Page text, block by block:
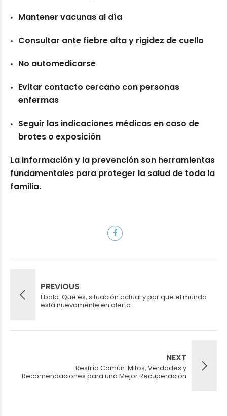
Mantener vacunas al día
Consultar ante fiebre alta y rigidez de cuello
No automedicarse
Evitar contacto cercano con personas
enfermas
Seguir las indicaciones médicas en caso de
brotes o exposición
La información y la prevención son herramientas
fundamentales para proteger la salud de toda la
familia.
PREVIOUS
Ébola: Qué es, situación actual y por qué el mundo
está nuevamente en alerta
NEXT
Resfrío Común: Mitos, Verdades y
Recomendaciones para una Mejor Recuperación